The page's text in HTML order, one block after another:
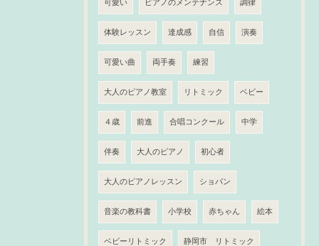
可愛い ピアノのメンテナンス 調律
体験レッスン 達成感 自信 演奏
可愛い曲 両手奏 練習
大人のピアノ教室 リトミック ベビー
４歳 前進 合唱コンクール 中学
伴奏 大人のピアノ 初心者
大人のピアノレッスン ショパン
音楽の教科書 小学校 赤ちゃん 絵本
ベビーリトミック 静岡市 リトミック